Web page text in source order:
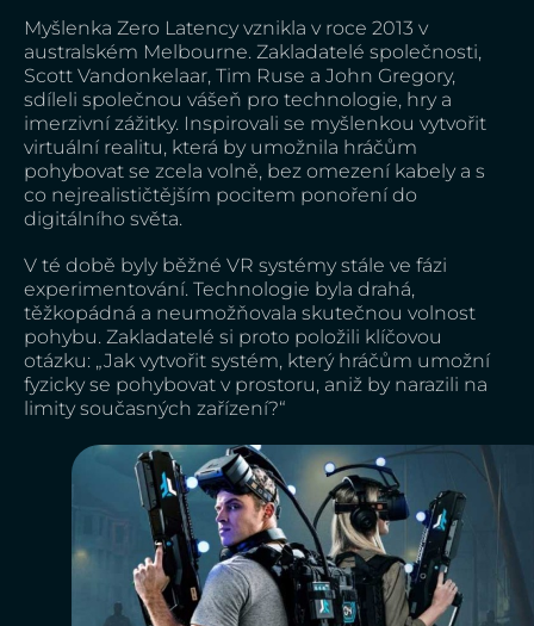
Myšlenka Zero Latency vznikla v roce 2013 v
australském Melbourne. Zakladatelé společnosti,
Scott Vandonkelaar, Tim Ruse a John Gregory,
sdíleli společnou vášeň pro technologie, hry a
imerzivní zážitky. Inspirovali se myšlenkou vytvořit
virtuální realitu, která by umožnila hráčům
pohybovat se zcela volně, bez omezení kabely a s
co nejrealističtějším pocitem ponoření do
digitálního světa.
V té době byly běžné VR systémy stále ve fázi
experimentování. Technologie byla drahá,
těžkopádná a neumožňovala skutečnou volnost
pohybu. Zakladatelé si proto položili klíčovou
otázku: „Jak vytvořit systém, který hráčům umožní
fyzicky se pohybovat v prostoru, aniž by narazili na
limity současných zařízení?“